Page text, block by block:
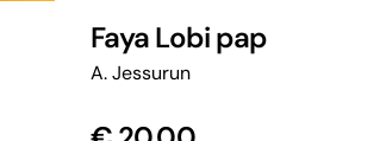
Faya Lobi pap
A. Jessurun